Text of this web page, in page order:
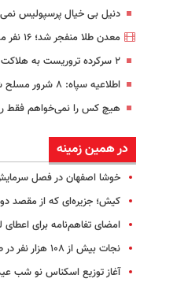
دنیل بی خیال پرسپولیس
معدن طلا منفجر شد؛ ۱۶ نفر مجروح شدند + فیلم
۲ سرکرده تروریست به هلاکت رسیدند | تروریست ها پیش از اجرای عملیات مورد ضربه قرار گرفتند
اطلاعیه سپاه: ۸ شرور مسلح شاخص و مرتبط گروهک‌های تروریستی دستگیر شدند
هیچ کس را نمی‌خواهم فقط
در همین زمینه
خوشا اصفهان در فصل
کیش؛ جزیره‌ای که از مقصد
امضای تفاهم‌نامه برای اعطای
نجات بیش از ۱۰۸ هزار نفر در طرح امداد و نجات نوروزی
آغاز توزیع اسکناس نو شب